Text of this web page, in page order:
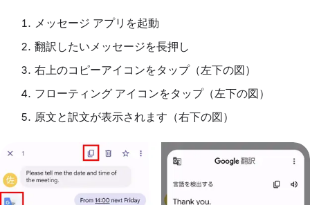
メッセージ アプリを起動
翻訳したいメッセージを長押し
右上のコピーアイコンをタップ（左下の図）
フローティング アイコンをタップ（左下の図）
原文と訳文が表示されます（右下の図）